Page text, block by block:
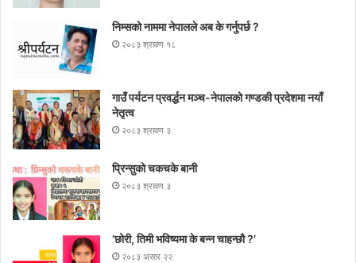
निम्सकाे नाममा नेपालले अब के गर्नुपर्छ ?
२०८३ श्रावण १८
गाउँ पर्यटन प्रवर्द्धन मञ्च-नेपालकाे गण्डकी प्रदेशमा नयाँ
नेतृत्व
२०८३ श्रावण ३
प्रिन्सुको चकचके बानी
२०८३ श्रावण ३
‘छोरी, तिमी भविष्यमा के बन्न चाहन्छौ ?’
२०८३ असार २२